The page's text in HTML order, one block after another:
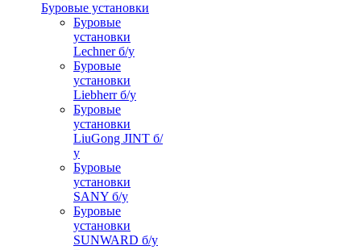
Буровые установки
Буровые
установки
Lechner б/у
Буровые
установки
Liebherr б/у
Буровые
установки
LiuGong JINT б/
у
Буровые
установки
SANY б/у
Буровые
установки
SUNWARD б/у